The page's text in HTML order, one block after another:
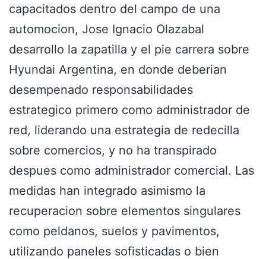
capacitados dentro del campo de una
automocion, Jose Ignacio Olazabal
desarrollo la zapatilla y el pie carrera sobre
Hyundai Argentina, en donde deberian
desempenado responsabilidades
estrategico primero como administrador de
red, liderando una estrategia de redecilla
sobre comercios, y no ha transpirado
despues como administrador comercial. Las
medidas han integrado asimismo la
recuperacion sobre elementos singulares
como peldanos, suelos y pavimentos,
utilizando paneles sofisticadas o bien